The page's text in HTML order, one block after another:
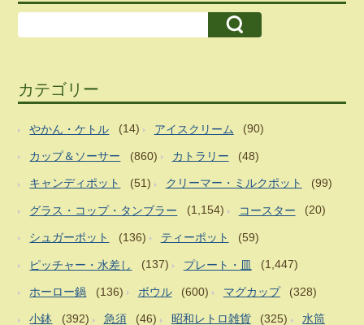
カテゴリー
やかん・ケトル (14) アイスクリーム (90)
カップ＆ソーサー (860) カトラリー (48)
キャンディポット (51) クリーマー・ミルクポット (99)
グラス・コップ・タンブラー (1,154) コースター (20)
シュガーポット (136) ティーポット (59)
ピッチャー・水差し (137) プレート・皿 (1,447)
ホーロー鍋 (136) ボウル (600) マグカップ (328)
小鉢 (392) 急須 (46) 昭和レトロ雑貨 (325) 水筒